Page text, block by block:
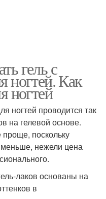
гель с
ногтей. Как
ногтей
ногтей проводится так
на гелевой основе.
поскольку
нежели цена
лаков основаны на
в